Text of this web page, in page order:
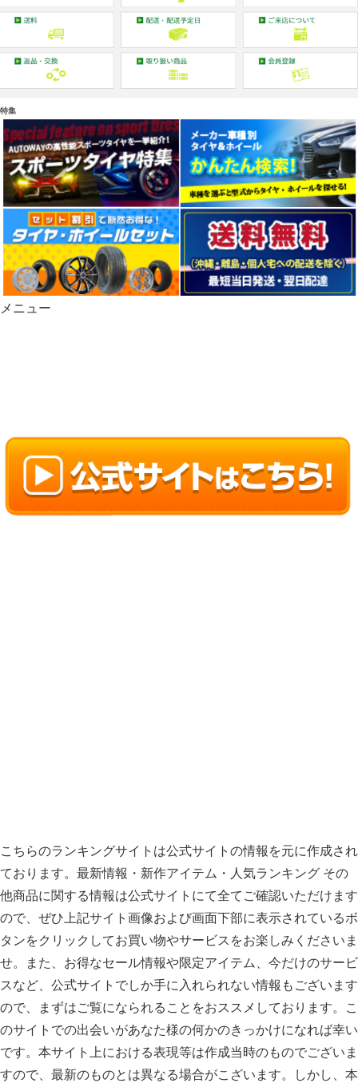
特集
メニュー
こちらのランキングサイトは公式サイトの情報を元に作成され
ております。最新情報・新作アイテム・人気ランキング その
他商品に関する情報は公式サイトにて全てご確認いただけます
ので、ぜひ上記サイト画像および画面下部に表示されているボ
タンをクリックしてお買い物やサービスをお楽しみくださいま
せ。また、お得なセール情報や限定アイテム、今だけのサービ
スなど、公式サイトでしか手に入れられない情報もございます
ので、まずはご覧になられることをおススメしております。こ
のサイトでの出会いがあなた様の何かのきっかけになれば幸い
です。本サイト上における表現等は作成当時のものでございま
すので、最新のものとは異なる場合がこざいます。しかし、本